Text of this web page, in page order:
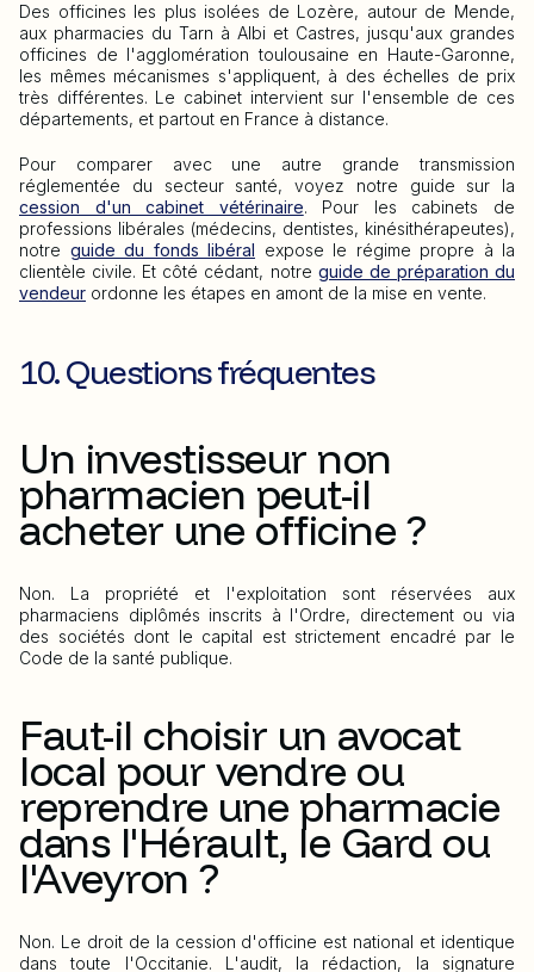
Des officines les plus isolées de Lozère, autour de Mende,
aux pharmacies du Tarn à Albi et Castres, jusqu'aux grandes
officines de l'agglomération toulousaine en Haute-Garonne,
les mêmes mécanismes s'appliquent, à des échelles de prix
très différentes. Le cabinet intervient sur l'ensemble de ces
départements, et partout en France à distance.
Pour comparer avec une autre grande transmission
réglementée du secteur santé, voyez notre guide sur la
cession d'un cabinet vétérinaire. Pour les cabinets de
professions libérales (médecins, dentistes, kinésithérapeutes),
notre guide du fonds libéral expose le régime propre à la
clientèle civile. Et côté cédant, notre guide de préparation du
vendeur ordonne les étapes en amont de la mise en vente.
10. Questions fréquentes
Un investisseur non
pharmacien peut-il
acheter une officine ?
Non. La propriété et l'exploitation sont réservées aux
pharmaciens diplômés inscrits à l'Ordre, directement ou via
des sociétés dont le capital est strictement encadré par le
Code de la santé publique.
Faut-il choisir un avocat
local pour vendre ou
reprendre une pharmacie
dans l'Hérault, le Gard ou
l'Aveyron ?
Non. Le droit de la cession d'officine est national et identique
dans toute l'Occitanie. L'audit, la rédaction, la signature